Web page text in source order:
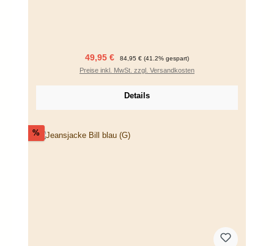
Verkaufspreis:
49,95 € Regulärer Preis:
84,95 € (41.2% gespart)
Preise inkl. MwSt. zzgl. Versandkosten
Details
%Rabatt